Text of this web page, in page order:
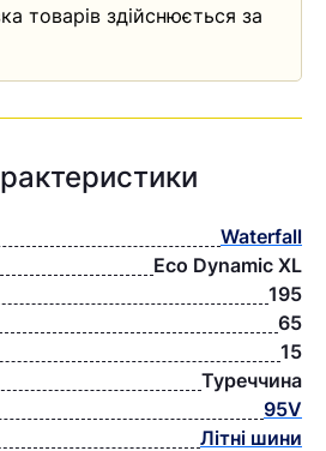
товарів здійснюється за
Waterfall
Eco Dynamic XL
195
65
15
Туреччина
95V
Літні шини